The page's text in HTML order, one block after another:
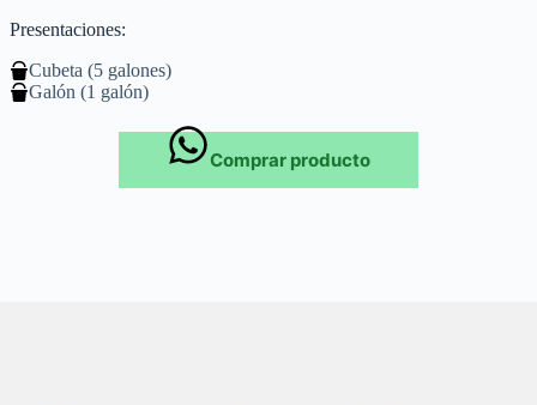
Presentaciones:
Cubeta (5 galones)
Galón (1 galón)
Comprar producto